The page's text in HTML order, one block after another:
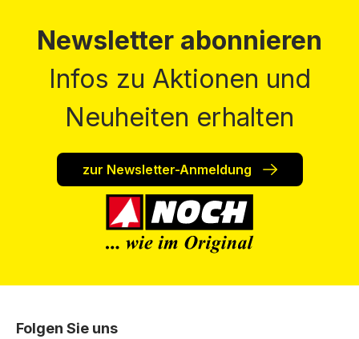
Newsletter abonnieren
Infos zu Aktionen und
Neuheiten erhalten
zur Newsletter-Anmeldung
Folgen Sie uns